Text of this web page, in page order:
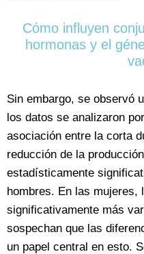
Cómo influyen
hormonas y el
Sin embargo, se observó
los datos se analizaron
asociación entre la corta
reducción de la
estadísticamente
hombres. En las mujeres,
significativamente más
sospechan que las
un papel central en esto.